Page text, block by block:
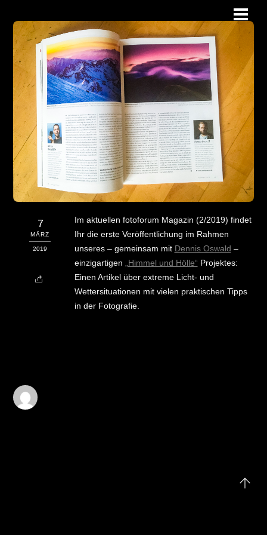
content
7
MÄRZ
2019
Im aktuellen fotoforum Magazin (2/2019) findet
Ihr die erste Veröffentlichung im Rahmen
unseres – gemeinsam mit Dennis Oswald –
einzigartigen „Himmel und Hölle“ Projektes:
Einen Artikel über extreme Licht- und
Wettersituationen mit vielen praktischen Tipps
in der Fotografie.